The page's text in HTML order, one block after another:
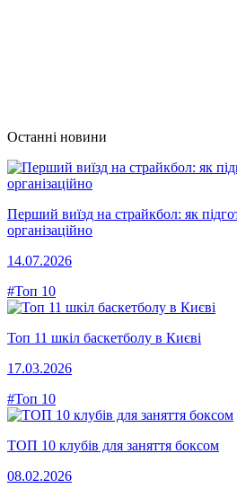
Останні новини
Перший виїзд на страйкбол: як
організаційно
14.07.2026
#Топ 10
Топ 11 шкіл баскетболу в Києві
17.03.2026
#Топ 10
ТОП 10 клубів для заняття боксом
08.02.2026